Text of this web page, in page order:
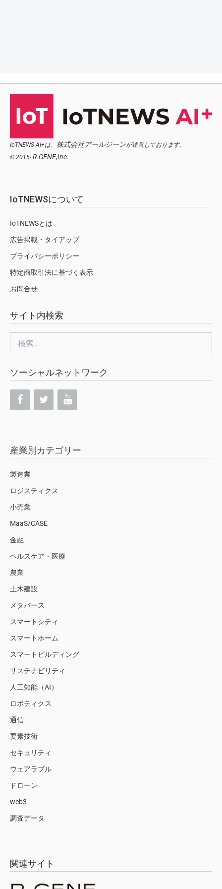
IoTNEWS AI+は、 株式会社アールジーンが運営しております。
© 2015- R.GENE,Inc.
IoTNEWSについて
IoTNEWSとは
広告掲載・タイアップ
プライバシーポリシー
特定商取引法に基づく表示
お問合せ
サイト内検索
索:
ソーシャルネットワーク
産業別カテゴリー
製造業
ロジスティクス
小売業
MaaS/CASE
金融
ヘルスケア・医療
農業
土木建設
メタバース
スマートシティ
スマートホーム
スマートビルディング
サステナビリティ
人工知能（AI）
ロボティクス
通信
要素技術
セキュリティ
ウェアラブル
ドローン
web3
調査データ
関連サイト